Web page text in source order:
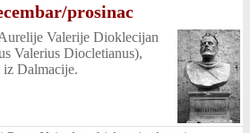
prosinac
Valerije Dioklecijan
Valerius Diocletianus),
Dalmacije.